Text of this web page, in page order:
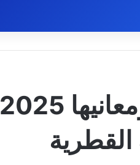
أسماء بنات قطرية ومعانيها 2025